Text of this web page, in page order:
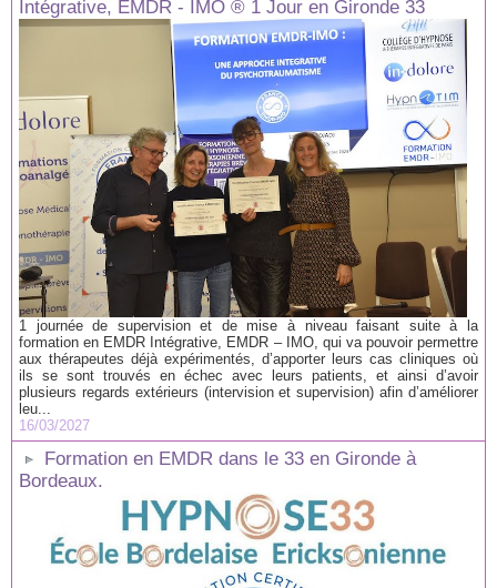
Intégrative, EMDR - IMO ® 1 Jour en Gironde 33
1 journée de supervision et de mise à niveau faisant suite à la
formation en EMDR Intégrative, EMDR – IMO, qui va pouvoir permettre
aux thérapeutes déjà expérimentés, d’apporter leurs cas cliniques où
ils se sont trouvés en échec avec leurs patients, et ainsi d’avoir
plusieurs regards extérieurs (intervision et supervision) afin d’améliorer
leu...
16/03/2027
Formation en EMDR dans le 33 en Gironde à
Bordeaux.